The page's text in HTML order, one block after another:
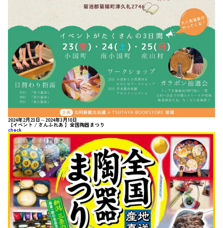
2024年2月23日～2024年3月10日
【イベント / さんふれあ 】全国陶器まつり
check